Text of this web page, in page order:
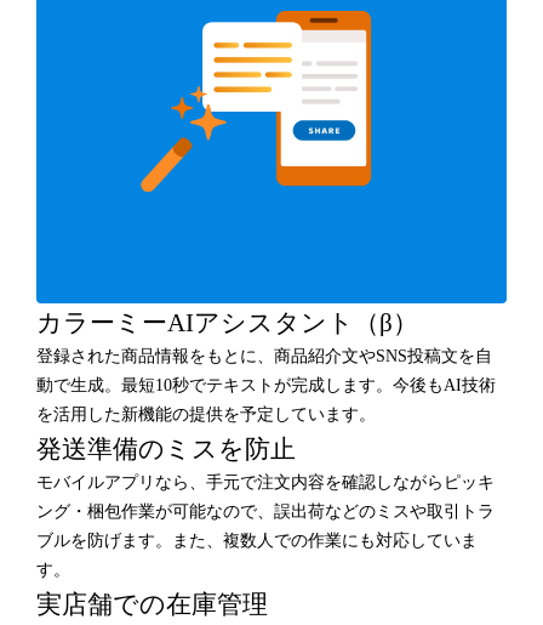
カラーミーAIアシスタント（β）
登録された商品情報をもとに、商品紹介文やSNS投稿文を自
動で生成。最短10秒でテキストが完成します。今後もAI技術
を活用した新機能の提供を予定しています。
発送準備のミスを防止
モバイルアプリなら、手元で注文内容を確認しながらピッキ
ング・梱包作業が可能なので、誤出荷などのミスや取引トラ
ブルを防げます。また、複数人での作業にも対応していま
す。
実店舗での在庫管理